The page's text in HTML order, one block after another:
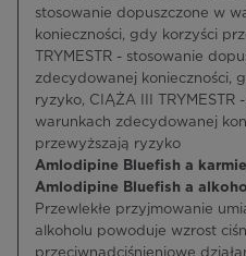
stosowanie dopuszczone w
konieczności, gdy korzyści
TRYMESTR - stosowanie
zdecydowanej konieczności,
ryzyko, CIĄŻA III
warunkach zdecydowanej
przewyższają ryzyko
Amlodipine Bluefish a
Amlodipine Bluefish a
Przewlekłe przyjmowanie
alkoholu powoduje wzrost